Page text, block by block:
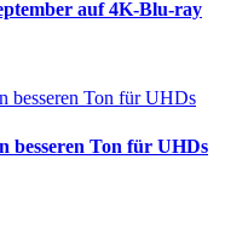
auf 4K-Blu-ray
besseren Ton für UHDs